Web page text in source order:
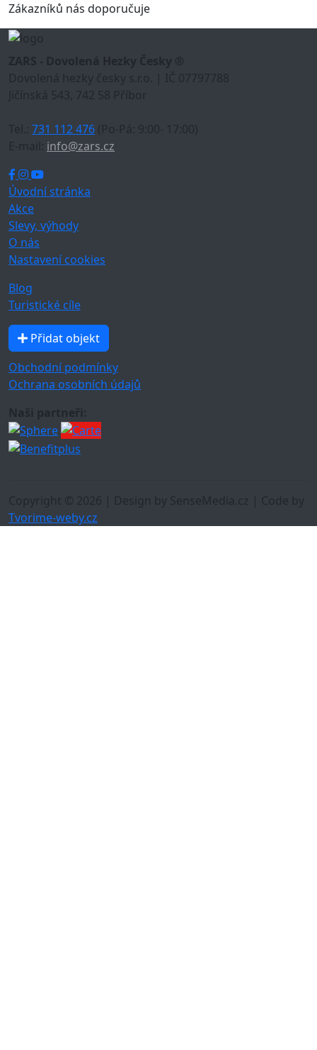
Zákazníků nás doporučuje
ZARS - Dovolená Hezky Česky ®
Dovolená hezky česky s.r.o. | IČ 07797788
Jičínská 543, 742 58 Příbor
Tel.: 731 112 476 (Po-Pá: 9:00- 17:00)
E-mail: info@zars.cz
Úvodní stránka
Akce
Slevy, výhody
O nás
Nastavení cookies
Blog
Turistické cíle
Přidat objekt
Obchodní podmínky
Ochrana osobních údajů
Naši partneři:
Copyright © 2026 | Design by SenseMedia.cz | Code by
Tvorime-weby.cz